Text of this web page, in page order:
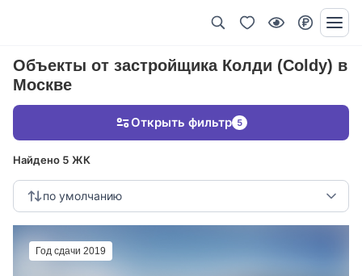
Объекты от застройщика Колди (Coldy) в
Москве
Найдено 5 ЖК
по умолчанию
Открыть фильтр 5
Год сдачи 2019